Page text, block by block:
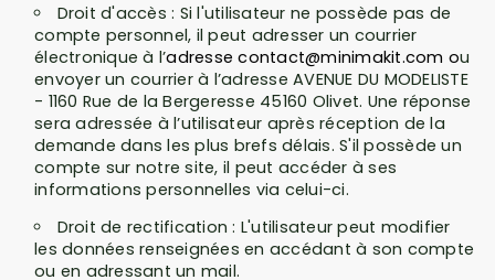
Droit d'accès : Si l'utilisateur ne possède pas de
compte personnel, il peut adresser un courrier
électronique à l’adresse contact@minimakit.com ou
envoyer un courrier à l’adresse AVENUE DU MODELISTE
- 1160 Rue de la Bergeresse 45160 Olivet. Une réponse
sera adressée à l’utilisateur après réception de la
demande dans les plus brefs délais. S'il possède un
compte sur notre site, il peut accéder à ses
informations personnelles via celui-ci.
Droit de rectification : L'utilisateur peut modifier
les données renseignées en accédant à son compte
ou en adressant un mail.